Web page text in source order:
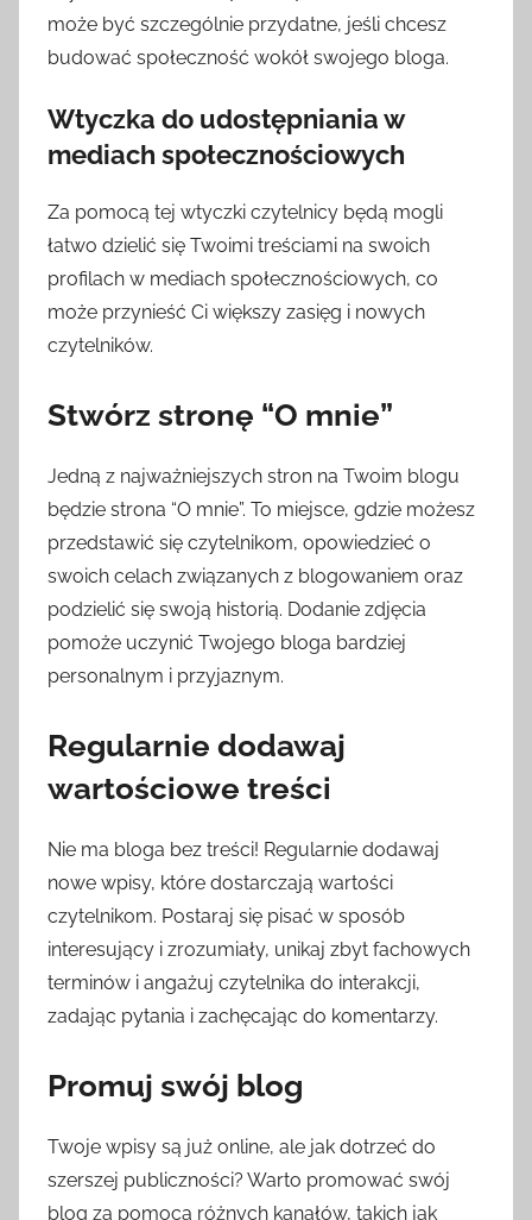
może być szczególnie przydatne, jeśli chcesz
budować społeczność wokół swojego bloga.
Wtyczka do udostępniania w
mediach społecznościowych
Za pomocą tej wtyczki czytelnicy będą mogli
łatwo dzielić się Twoimi treściami na swoich
profilach w mediach społecznościowych, co
może przynieść Ci większy zasięg i nowych
czytelników.
Stwórz stronę “O mnie”
Jedną z najważniejszych stron na Twoim blogu
będzie strona “O mnie”. To miejsce, gdzie możesz
przedstawić się czytelnikom, opowiedzieć o
swoich celach związanych z blogowaniem oraz
podzielić się swoją historią. Dodanie zdjęcia
pomoże uczynić Twojego bloga bardziej
personalnym i przyjaznym.
Regularnie dodawaj
wartościowe treści
Nie ma bloga bez treści! Regularnie dodawaj
nowe wpisy, które dostarczają wartości
czytelnikom. Postaraj się pisać w sposób
interesujący i zrozumiały, unikaj zbyt fachowych
terminów i angażuj czytelnika do interakcji,
zadając pytania i zachęcając do komentarzy.
Promuj swój blog
Twoje wpisy są już online, ale jak dotrzeć do
szerszej publiczności? Warto promować swój
blog za pomocą różnych kanałów, takich jak